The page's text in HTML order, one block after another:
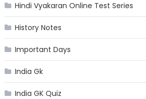
Hindi Vyakaran Online Test Series
History Notes
Important Days
India Gk
India GK Quiz